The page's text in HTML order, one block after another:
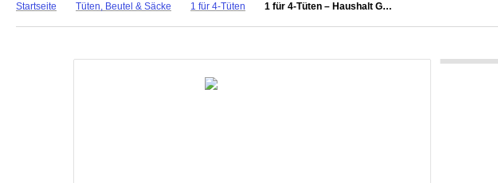
Startseite Tüten, Beutel & Säcke 1 für 4-Tüten 1 für 4-Tüten – Haushalt Gross